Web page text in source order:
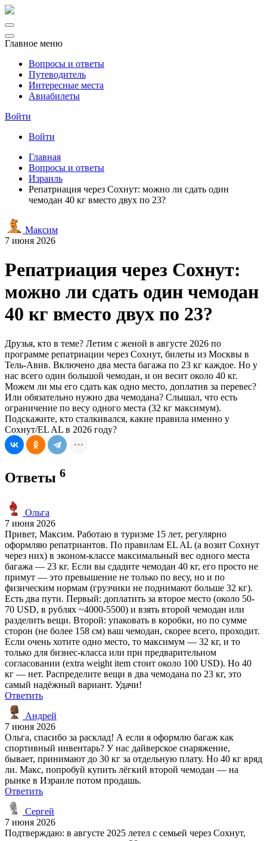
Главное меню
Вопросы и ответы
Путеводитель
Интересные места
Авиабилеты
Войти
Войти
Главная
Вопросы и ответы
Израиль
Репатриация через Сохнут: можно ли сдать один
чемодан 40 кг вместо двух по 23?
Максим
7 июня 2026
Репатриация через Сохнут:
можно ли сдать один чемодан
40 кг вместо двух по 23?
Друзья, кто в теме? Летим с женой в августе 2026 по
программе репатриации через Сохнут, билеты из Москвы в
Тель-Авив. Включено два места багажа по 23 кг каждое. Но у
нас всего один большой чемодан, и он весит около 40 кг.
Можем ли мы его сдать как одно место, доплатив за перевес?
Или обязательно нужно два чемодана? Слышал, что есть
ограничение по весу одного места (32 кг максимум).
Подскажите, кто сталкивался, какие правила именно у
Сохнут/EL AL в 2026 году?
Ответы 6
Ольга
7 июня 2026
Привет, Максим. Работаю в туризме 15 лет, регулярно
оформляю репатриантов. По правилам EL AL (а возит Сохнут
через них) в эконом-классе максимальный вес одного места
багажа — 23 кг. Если вы сдадите чемодан 40 кг, его просто не
примут — это превышение не только по весу, но и по
физическим нормам (грузчики не поднимают больше 32 кг).
Есть два пути. Первый: доплатить за второе место (около 50-
70 USD, в рублях ~4000-5500) и взять второй чемодан или
разделить вещи. Второй: упаковать в коробки, но по сумме
сторон (не более 158 см) ваш чемодан, скорее всего, проходит.
Если очень хотите одно место, то максимум — 32 кг, и то
только для бизнес-класса или при предварительном
согласовании (extra weight item стоит около 100 USD). Но 40
кг — нет. Распределите вещи в два чемодана по 23 кг, это
самый надёжный вариант. Удачи!
Ответить
Андрей
7 июня 2026
Ольга, спасибо за расклад! А если я оформлю багаж как
спортивный инвентарь? У нас дайверское снаряжение,
бывает, принимают до 30 кг за отдельную плату. Но 40 кг вряд
ли. Макс, попробуй купить лёгкий второй чемодан — на
рынке в Израиле потом продашь.
Ответить
Сергей
7 июня 2026
Подтверждаю: в августе 2025 летел с семьей через Сохнут,